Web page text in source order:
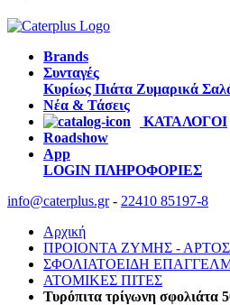
Brands
Συνταγές
Κυρίως Πιάτα Ζυμαρικά
Νέα & Τάσεις
ΚΑΤΑΛΟΓΟΙ
Roadshow
App
LOGIN ΠΛΗΡΟΦΟΡΙΕΣ
info@caterplus.gr- 22410 85197-8
Αρχική
ΠΡΟΙΟΝΤΑ ΖΥΜΗΣ -
ΣΦΟΛΙΑΤΟΕΙΔΗ
ΑΤΟΜΙΚΕΣ ΠΙΤΕΣ
Τυρόπιτα τρίγωνη σφολιάτα